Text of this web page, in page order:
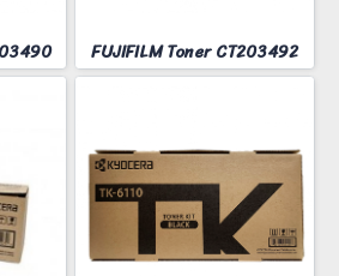
FUJIFILM Toner CT203492